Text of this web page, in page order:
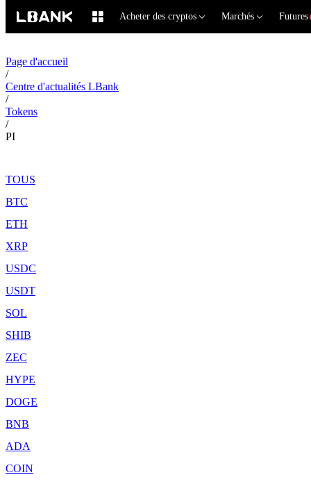
Acheter des cryptos Marchés Futures
Page d'accueil
/
Centre d'actualités LBank
/
Tokens
/
PI
TOUS
BTC
ETH
XRP
USDC
USDT
SOL
SHIB
ZEC
HYPE
DOGE
BNB
ADA
COIN